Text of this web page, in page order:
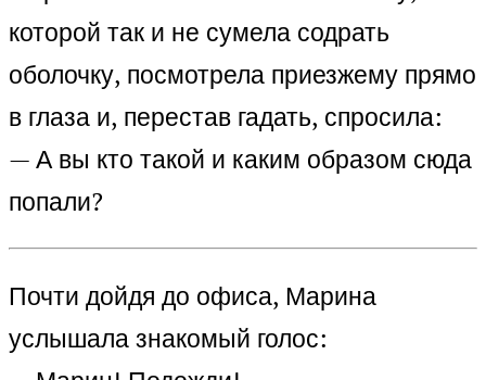
которой так и не сумела содрать
оболочку, посмотрела приезжему прямо
в глаза и, перестав гадать, спросила:
— А вы кто такой и каким образом сюда
попали?
Почти дойдя до офиса, Марина
услышала знакомый голос: